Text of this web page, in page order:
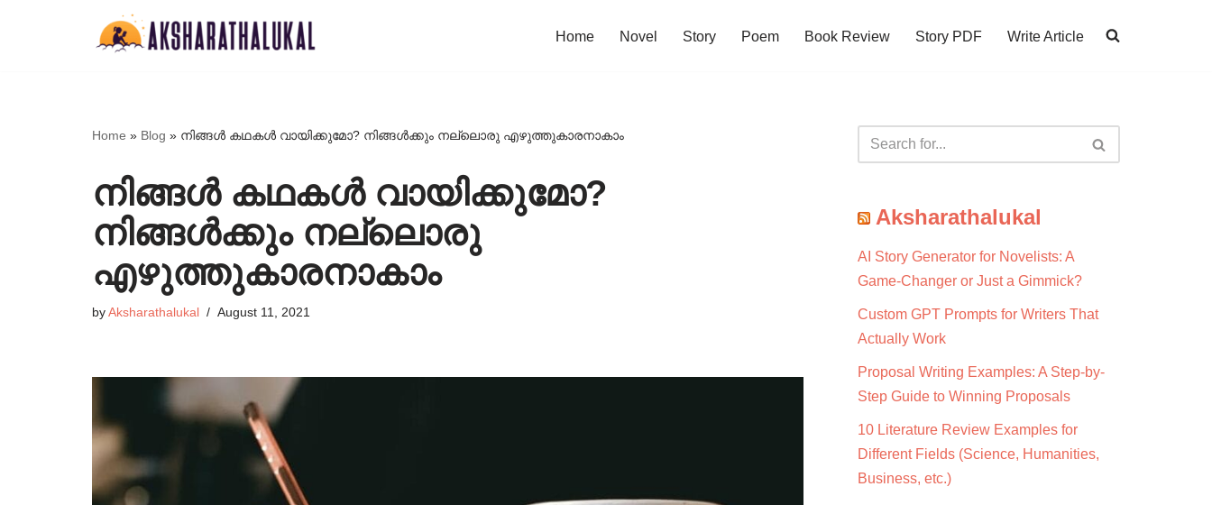
Home Novel Story Poem Book Review Story PDF Write Article
Home » Blog » നിങ്ങൾ കഥകൾ വായിക്കുമോ? നിങ്ങൾക്കും നല്ലൊരു എഴുത്തുകാരനാകാം
നിങ്ങൾ കഥകൾ വായിക്കുമോ?
നിങ്ങൾക്കും നല്ലൊരു
എഴുത്തുകാരനാകാം
byAksharathalukal August 11, 2021
Aksharathalukal
AI Story Generator for Novelists: A
Game-Changer or Just a Gimmick?
Custom GPT Prompts for Writers That
Actually Work
Proposal Writing Examples: A Step-by-
Step Guide to Winning Proposals
10 Literature Review Examples for
Different Fields (Science, Humanities,
Business, etc.)